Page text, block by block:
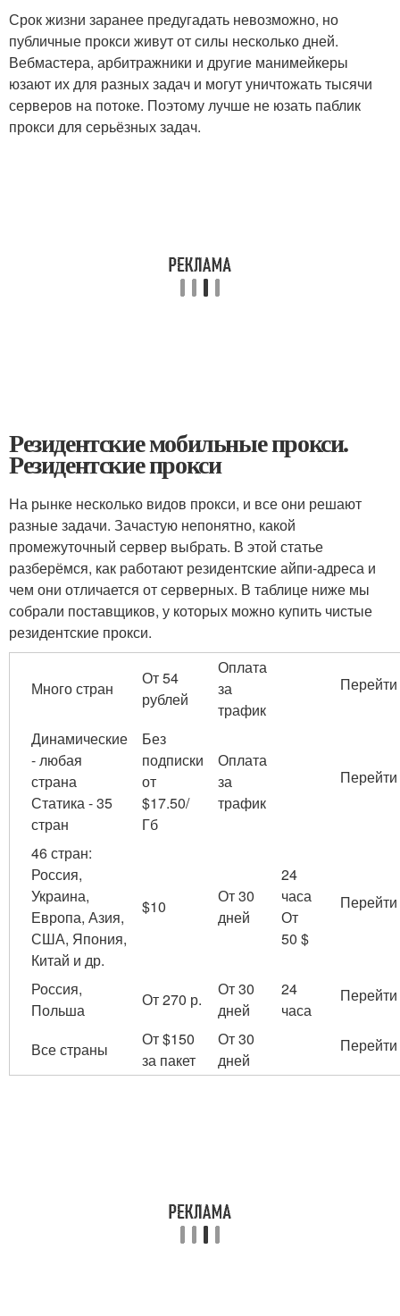
Срок жизни заранее предугадать невозможно, но
публичные прокси живут от силы несколько дней.
Вебмастера, арбитражники и другие манимейкеры
юзают их для разных задач и могут уничтожать тысячи
серверов на потоке. Поэтому лучше не юзать паблик
прокси для серьёзных задач.
Резидентские мобильные прокси.
Резидентские прокси
На рынке несколько видов прокси, и все они решают
разные задачи. Зачастую непонятно, какой
промежуточный сервер выбрать. В этой статье
разберёмся, как работают резидентские айпи-адреса и
чем они отличается от серверных. В таблице ниже мы
собрали поставщиков, у которых можно купить чистые
резидентские прокси.
Много стран
От 54
рублей
Оплата
за
трафик
Перейти
Динамические
- любая
страна
Статика - 35
стран
Без
подписки
от
$17.50/
Гб
Оплата
за
трафик
Перейти
46 стран:
Россия,
Украина,
Европа, Азия,
США, Япония,
Китай и др.
$10
От 30
дней
24
часа
От
50 $
Перейти
Россия,
Польша
От 270 р.
От 30
дней
24
часа
Перейти
Все страны
От $150
за пакет
От 30
дней
Перейти